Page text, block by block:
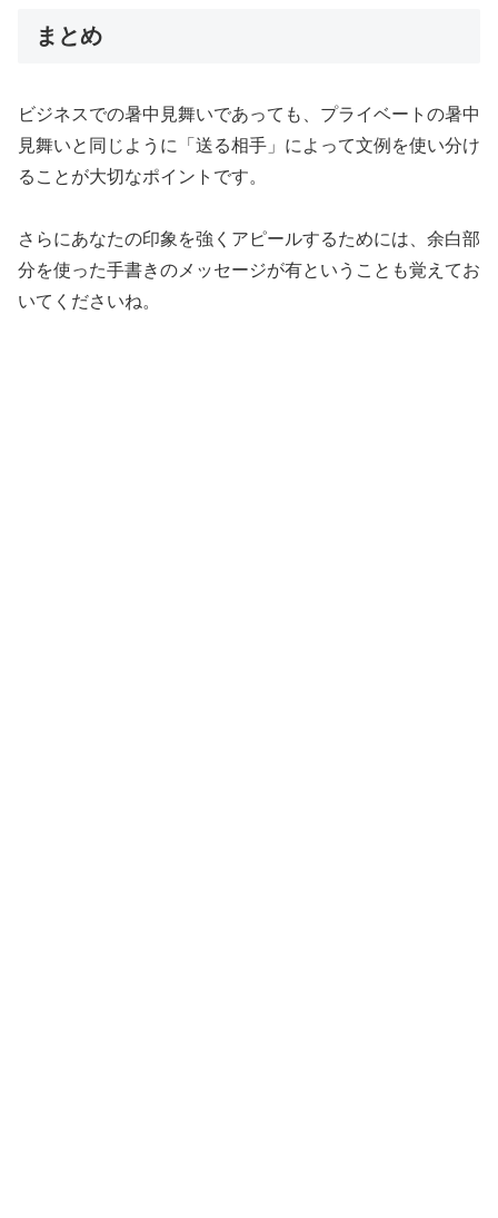
まとめ
ビジネスでの暑中見舞いであっても、プライベートの暑中
見舞いと同じように「送る相手」によって文例を使い分け
ることが大切なポイントです。
さらにあなたの印象を強くアピールするためには、余白部
分を使った手書きのメッセージが有ということも覚えてお
いてくださいね。